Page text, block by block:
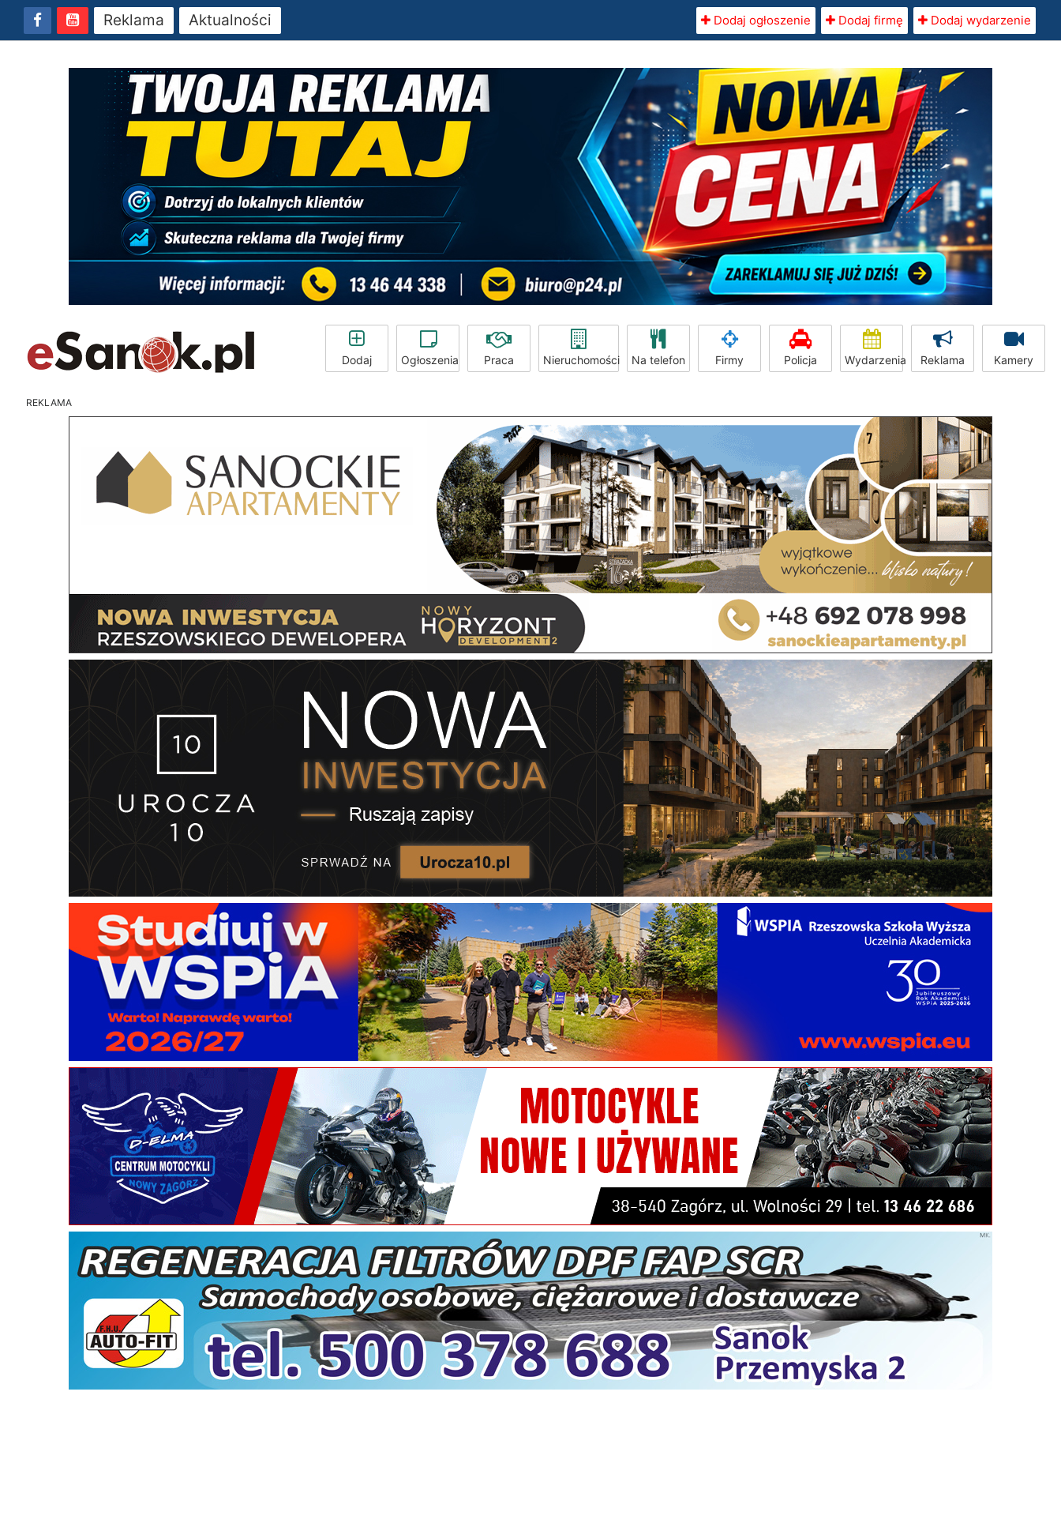
Reklama Aktualności Dodaj ogłoszenie Dodaj firmę Dodaj wydarzenie
Dodaj Ogłoszenia Praca Nieruchomości Na telefon Firmy Policja Wydarzenia Reklama Kamery
REKLAMA